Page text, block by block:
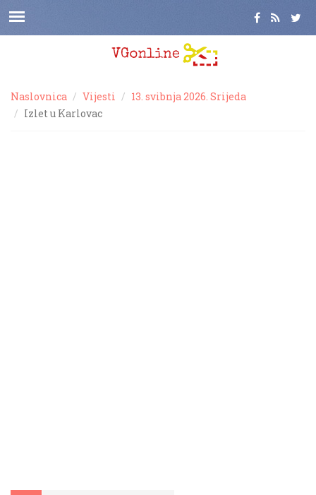
Naslovnica Vijesti
13. svibnja 2026. Srijeda
Izlet u Karlovac